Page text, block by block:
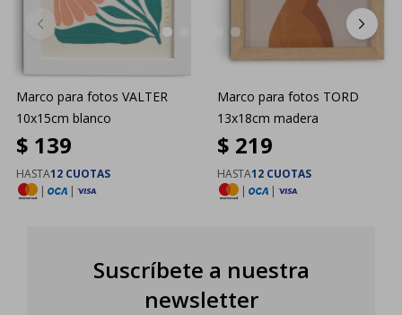
Marco para fotos VALTER
10x15cm blanco
$ 139
HASTA12 CUOTAS
|
|
Marco para fotos TORD
13x18cm madera
$ 219
HASTA12 CUOTAS
|
|
Suscríbete a nuestra
newsletter